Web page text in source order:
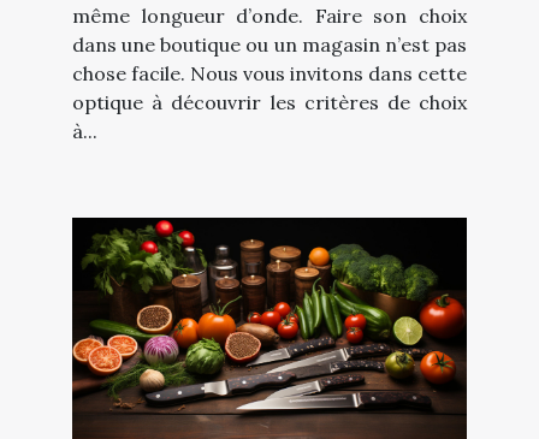
même longueur d’onde. Faire son choix
dans une boutique ou un magasin n’est pas
chose facile. Nous vous invitons dans cette
optique à découvrir les critères de choix
à...